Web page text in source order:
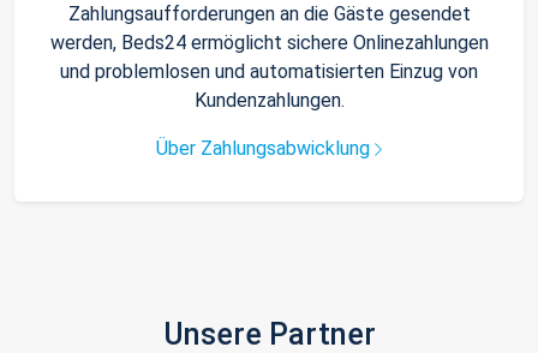
Zahlungsaufforderungen an die Gäste gesendet
werden, Beds24 ermöglicht sichere Onlinezahlungen
und problemlosen und automatisierten Einzug von
Kundenzahlungen.
Über Zahlungsabwicklung
Unsere Partner